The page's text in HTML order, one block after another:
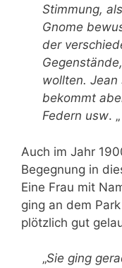
Stimmung,
Gnome
der
wollten. Jean
bekommt
Federn usw. „
Auch im Jahr
Begegnung in
Eine Frau mit
ging an dem
plötzlich gut
„Sie ging